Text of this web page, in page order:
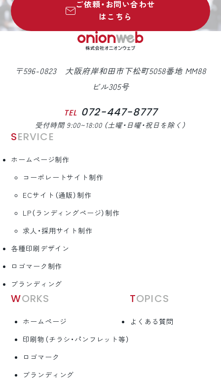
ご依頼・お問い合わせ
はこちら
〒596-0823 大阪府岸和田市下松町5058番地 MM88
ビル305号
TEL 072-447-8777
受付時間 9:00~18:00 （土曜・日曜・祝日を除く）
SERVICE
ホームページ制作
コーポレートサイト制作
ECサイト（通販）制作
LP（ランディングページ）制作
求人・採用サイト制作
各種印刷デザイン
ロゴマーク制作
ブランディング
WORKS
ホームページ
印刷物（チラシ・パンフレット等）
ロゴマーク
ブランディング
TOPICS
よくある質問